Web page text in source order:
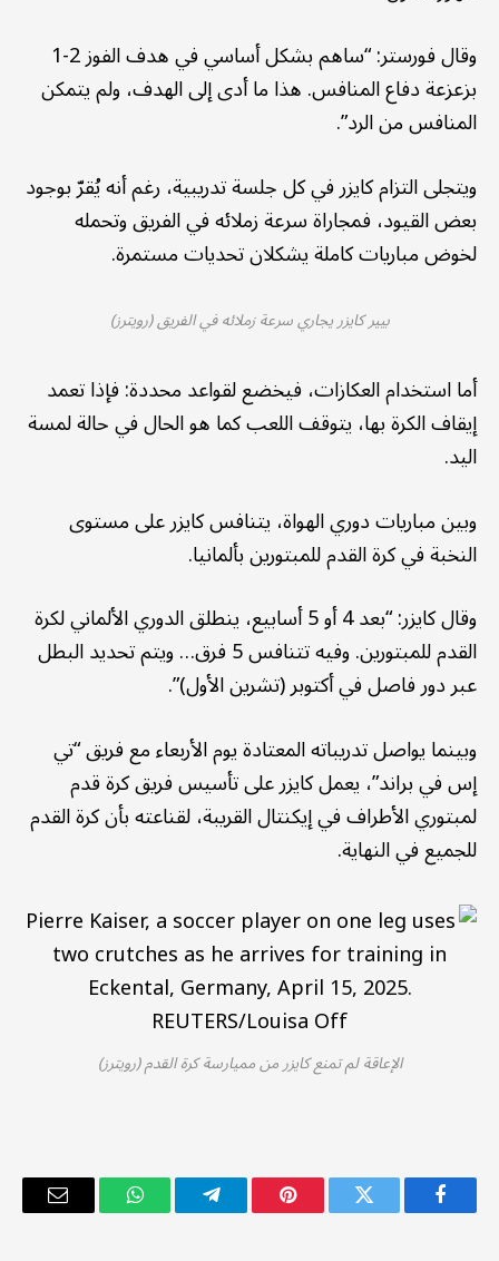
وقال فورستر: “ساهم بشكل أساسي في هدف الفوز 2-1
بزعزعة دفاع المنافس. هذا ما أدى إلى الهدف، ولم يتمكن
المنافس من الرد”.
ويتجلى التزام كايزر في كل جلسة تدريبية، رغم أنه يُقرّ بوجود
بعض القيود، فمجاراة سرعة زملائه في الفريق وتحمله
لخوض مباريات كاملة يشكلان تحديات مستمرة.
بيير كايزر يجاري سرعة زملائه في الفريق (رويترز)
أما استخدام العكازات، فيخضع لقواعد محددة: فإذا تعمد
إيقاف الكرة بها، يتوقف اللعب كما هو الحال في حالة لمسة
اليد.
وبين مباريات دوري الهواة، يتنافس كايزر على مستوى
النخبة في كرة القدم للمبتورين بألمانيا.
وقال كايزر: “بعد 4 أو 5 أسابيع، ينطلق الدوري الألماني لكرة
القدم للمبتورين. وفيه تتنافس 5 فرق… ويتم تحديد البطل
عبر دور فاصل في أكتوبر (تشرين الأول)”.
وبينما يواصل تدريباته المعتادة يوم الأربعاء مع فريق “تي
إس في براند”، يعمل كايزر على تأسيس فريق كرة قدم
لمبتوري الأطراف في إيكنتال القريبة، لقناعته بأن كرة القدم
للجميع في النهاية.
الإعاقة لم تمنع كايزر من مميارسة كرة القدم (رويترز)
فيسبوك تويتر بينتيريستتيلقرام واتساب
البريد